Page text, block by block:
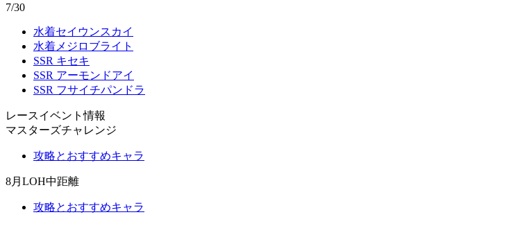
7/30
水着セイウンスカイ
水着メジロブライト
SSR キセキ
SSR アーモンドアイ
SSR フサイチパンドラ
レースイベント情報
マスターズチャレンジ
攻略とおすすめキャラ
8月LOH中距離
攻略とおすすめキャラ